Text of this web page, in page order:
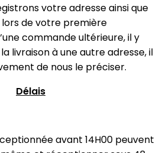
votre adresse ainsi que
lors de votre première
commande ultérieure, il y
livraison à une autre adresse, il
de nous le préciser.
Délais
avant 14H00 peuvent